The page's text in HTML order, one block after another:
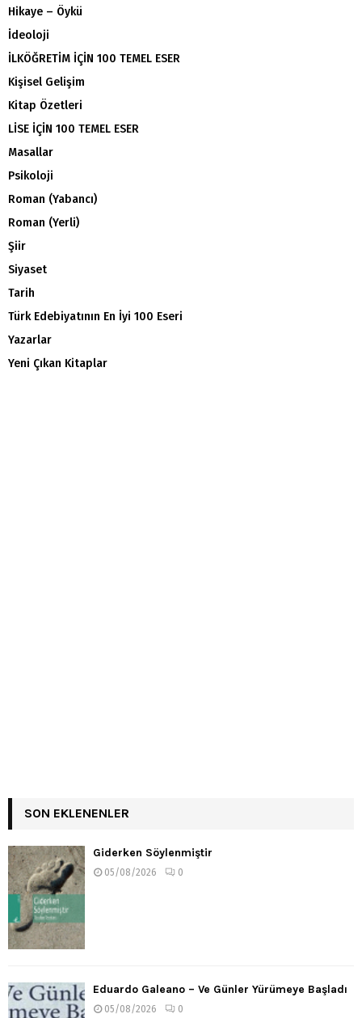
Hikaye – Öykü
İdeoloji
İLKÖĞRETİM İÇİN 100 TEMEL ESER
Kişisel Gelişim
Kitap Özetleri
LİSE İÇİN 100 TEMEL ESER
Masallar
Psikoloji
Roman (Yabancı)
Roman (Yerli)
Şiir
Siyaset
Tarih
Türk Edebiyatının En İyi 100 Eseri
Yazarlar
Yeni Çıkan Kitaplar
SON EKLENENLER
Giderken Söylenmiştir
05/08/2026 0
Eduardo Galeano – Ve Günler Yürümeye Başladı
05/08/2026 0